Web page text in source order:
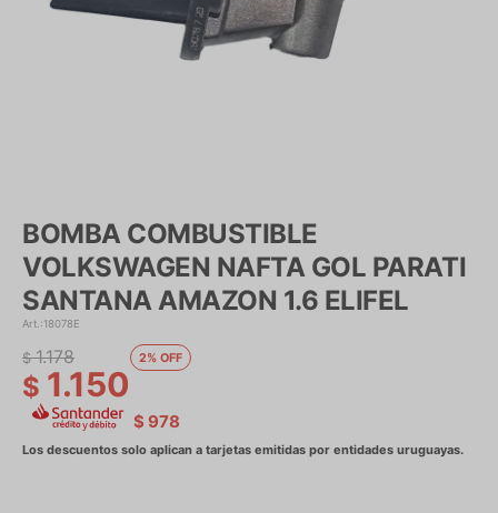
BOMBA COMBUSTIBLE
VOLKSWAGEN NAFTA GOL PARATI
SANTANA AMAZON 1.6 ELIFEL
18078E
$ 1.150
$ 1.178 2
$ 978